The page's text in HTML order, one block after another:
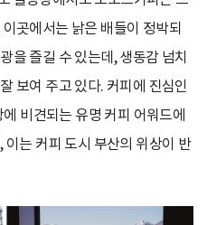
곳에서는 낡은 배들이 정박되
을 즐길 수 있는데, 생동감 넘치
보여 주고 있다. 커피에 진심인
비견되는 유명 커피 어워드에
이는 커피 도시 부산의 위상이 반